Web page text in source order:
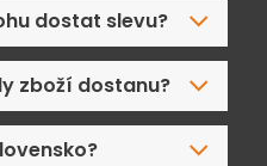
dostat slevu?
zboží dostanu?